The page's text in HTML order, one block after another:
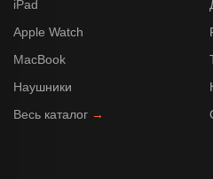
iPad
Apple Watch
MacBook
Наушники
Весь каталог →